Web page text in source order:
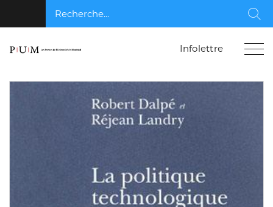
Recherche...
Infolettre